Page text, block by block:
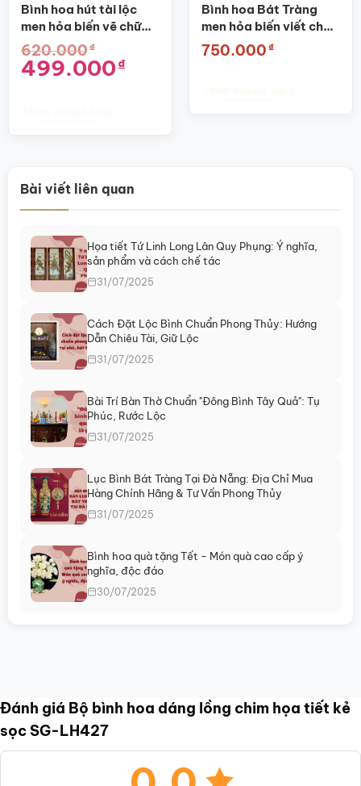
Bình hoa hút tài lộc
men hỏa biến vẽ chữ
Nhân SG-BH03
620.000₫
Giá
gốc
499.000₫Giá
hiện
Bình hoa Bát Tràng
men hỏa biến viết chữ
An vui SG-BH11
750.000 ₫
Bài viết liên quan
Họa tiết Tứ Linh Long Lân Quy Phụng: Ý nghĩa,
sản phẩm và cách chế tác
31/07/2025
Cách Đặt Lộc Bình Chuẩn Phong Thủy: Hướng
Dẫn Chiêu Tài, Giữ Lộc
31/07/2025
Bài Trí Bàn Thờ Chuẩn "Đông Bình Tây Quả": Tụ
Phúc, Rước Lộc
31/07/2025
Lục Bình Bát Tràng Tại Đà Nẵng: Địa Chỉ Mua
Hàng Chính Hãng & Tư Vấn Phong Thủy
31/07/2025
Bình hoa quà tặng Tết - Món quà cao cấp ý
nghĩa, độc đáo
30/07/2025
Đánh giá Bộ bình hoa dáng lồng chim họa tiết kẻ
sọc SG-LH427